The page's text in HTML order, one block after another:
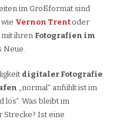
im Großformat sind
Vernon Trent oder
ihren Fotografien im
Neue.
digitaler Fotografie
„normal“ anfühlt ist im
los“. Was bleibt im
Strecke? Ist eine